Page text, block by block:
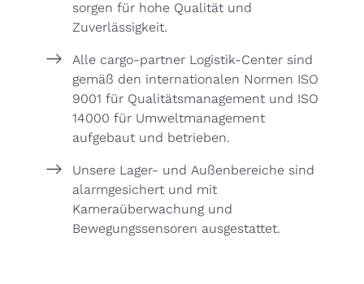
sorgen für hohe Qualität und
Zuverlässigkeit.
Alle cargo-partner Logistik-Center sind
gemäß den internationalen Normen ISO
9001 für Qualitätsmanagement und ISO
14000 für Umweltmanagement
aufgebaut und betrieben.
Unsere Lager- und Außenbereiche sind
alarmgesichert und mit
Kameraüberwachung und
Bewegungssensoren ausgestattet.